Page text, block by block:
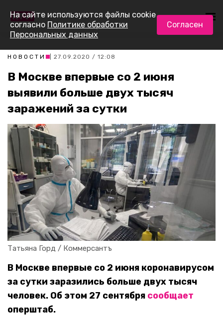
НОВОСТИ | 27.09.2020 / 12:08
В Москве впервые со 2 июня
выявили больше двух тысяч
заражений за сутки
Татьяна Горд / Коммерсантъ
В Москве впервые со 2 июня коронавирусом
за сутки заразились больше двух тысяч
человек. Об этом 27 сентября сообщает
оперштаб.
На сайте используются файлы cookie
согласно Политике обработки
Персональных данных
Согласен